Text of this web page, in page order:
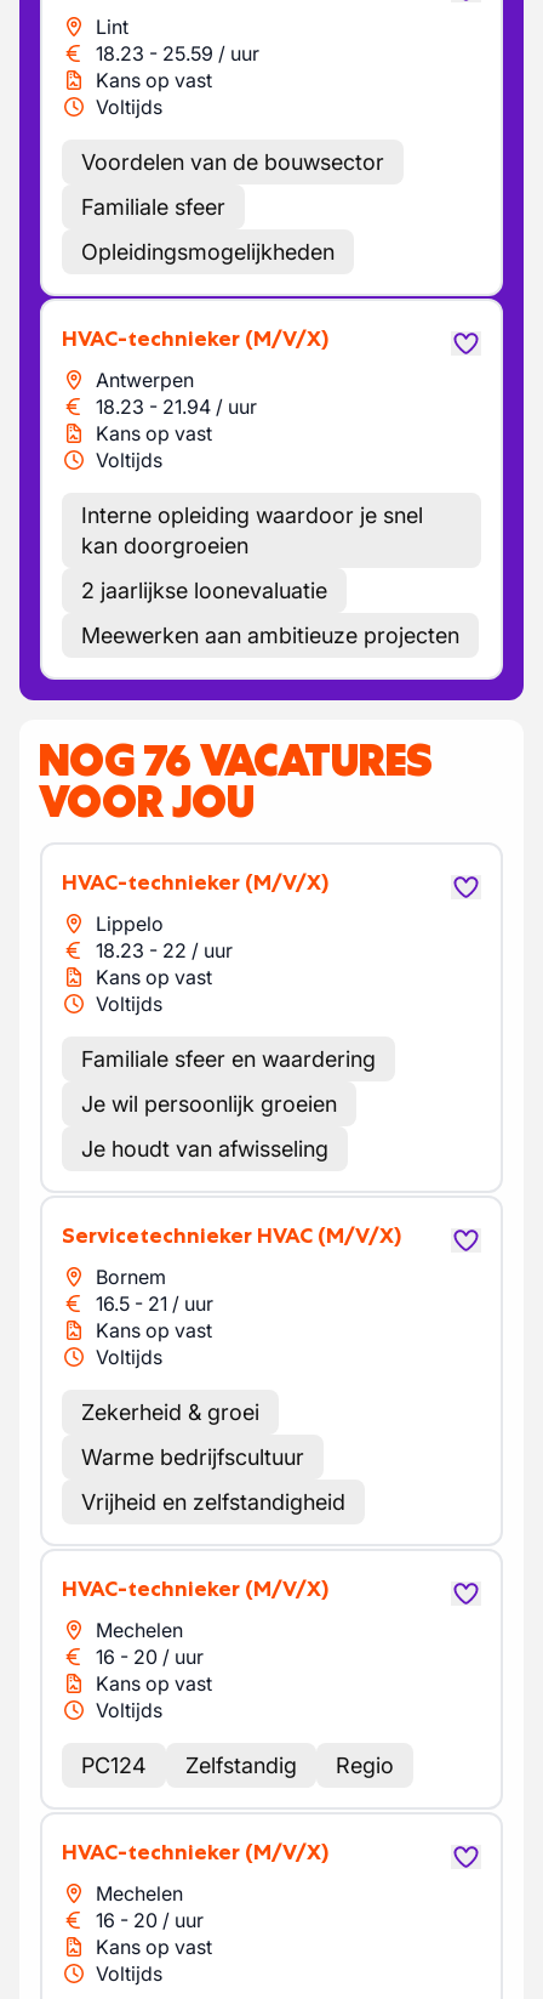
Lint
18.23 - 25.59 / uur
Kans op vast
Voltijds
Voordelen van de bouwsector
Familiale sfeer
Opleidingsmogelijkheden
HVAC-technieker (M/V/X)
Antwerpen
18.23 - 21.94 / uur
Kans op vast
Voltijds
Interne opleiding waardoor je snel
kan doorgroeien
2 jaarlijkse loonevaluatie
Meewerken aan ambitieuze projecten
NOG 76 VACATURES
VOOR JOU
HVAC-technieker (M/V/X)
Lippelo
18.23 - 22 / uur
Kans op vast
Voltijds
Familiale sfeer en waardering
Je wil persoonlijk groeien
Je houdt van afwisseling
Servicetechnieker HVAC (M/V/X)
Bornem
16.5 - 21 / uur
Kans op vast
Voltijds
Zekerheid & groei
Warme bedrijfscultuur
Vrijheid en zelfstandigheid
HVAC-technieker (M/V/X)
Mechelen
16 - 20 / uur
Kans op vast
Voltijds
PC124 Zelfstandig Regio
HVAC-technieker (M/V/X)
Mechelen
16 - 20 / uur
Kans op vast
Voltijds